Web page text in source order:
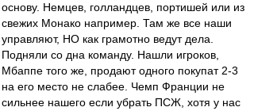
основу. Немцев, голландцев, портишей или из
свежих Монако например. Там же все наши
управляют, НО как грамотно ведут дела.
Подняли со дна команду. Нашли игроков,
Мбаппе того же, продают одного покупат 2-3
на его место не слабее. Чемп Франции не
сильнее нашего если убрать ПСЖ, хотя у нас